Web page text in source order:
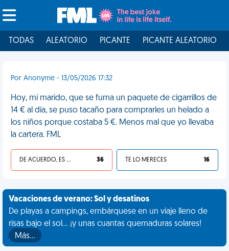
TODAS ALEATORIO PICANTE PICANTE ALEATORIO
Por Anonyme - 13/05/2026 17:32
Hoy, mi marido, que se fuma un paquete de cigarrillos de
14 € al día, se puso tacaño para comprarles un helado a
los niños porque costaba 5 €. Menos mal que yo llevaba
la cartera. FML
DE ACUERDO, ES UNA VIDA HP 36 TE LO MERECES 16
Vacaciones de verano: Sol y desatinos
De playas a campings, embárquese en un viaje lleno de
risas bajo el sol... ¡y unas cuantas quemaduras solares!
Más…